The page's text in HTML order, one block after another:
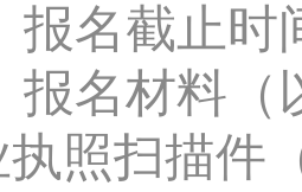
报名截止时
报名材料
照扫描件